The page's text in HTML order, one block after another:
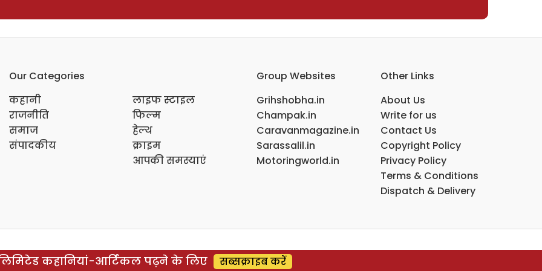
Our Categories
कहानी
राजनीति
समाज
संपादकीय
लाइफ स्टाइल
फिल्म
हेल्थ
क्राइम
आपकी समस्याएं
Group Websites
Grihshobha.in
Champak.in
Caravanmagazine.in
Sarassalil.in
Motoringworld.in
Other Links
About Us
Write for us
Contact Us
Copyright Policy
Privacy Policy
Terms & Conditions
Dispatch & Delivery
कहानियां-आर्टिकल पढ़ने के लिए सब्सक्राइब करें